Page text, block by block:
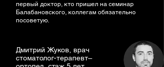
первый доктор, кто пришел на семинар
Балабановского, коллегам обязательно
посоветую.
Дмитрий Жуков, врач
стоматолог-терапевт–